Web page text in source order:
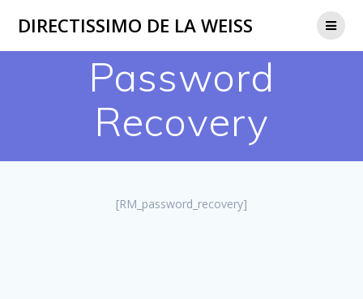
au
DIRECTISSIMO DE LA WEISS
Password
Recovery
[RM_password_recovery]